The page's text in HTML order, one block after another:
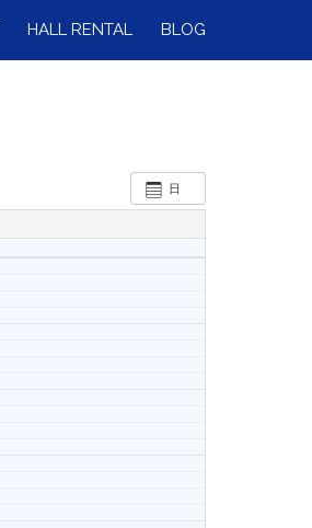
HALL RENTAL BLOG
日